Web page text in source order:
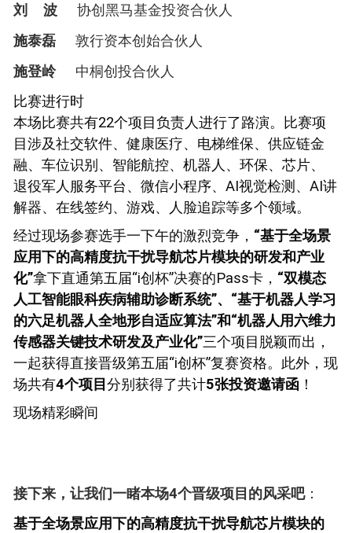
刘 波
协创黑马基金投资合伙人
施泰磊 敦行资本创始合伙人
施登岭
中桐创投合伙人
比赛进行时
本场比赛共有22个项目负责人进行了路演。比赛项
目涉及社交软件、健康医疗、电梯维保、供应链金
融、车位识别、智能航控、机器人、环保、芯片、
退役军人服务平台、微信小程序、AI视觉检测、AI讲
解器、在线签约、游戏、人脸追踪等多个领域。
经过现场参赛选手一下午的激烈竞争， “基于全场景
应用下的高精度抗干扰导航芯片模块的研发和产业
化”拿下直通第五届“i创杯”决赛的Pass卡， “双模态
人工智能眼科疾病辅助诊断系统”、 “基于机器人学习
的六足机器人全地形自适应算法”和“机器人用六维力
传感器关键技术研发及产业化”三个项目脱颖而出，
一起获得直接晋级第五届“i创杯”复赛资格。此外，现
场共有4个项目分别获得了共计5张投资邀请函 ！
现场精彩瞬间
接下来，让我们一睹本场4个晋级项目的风采吧：
基于全场景应用下的高精度抗干扰导航芯片模块的